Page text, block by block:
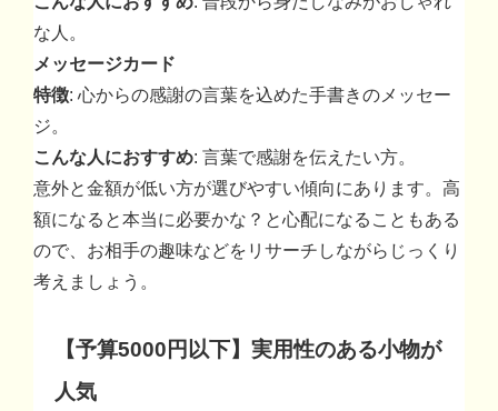
な人。
メッセージカード
特徴: 心からの感謝の言葉を込めた手書きのメッセー
ジ。
こんな人におすすめ: 言葉で感謝を伝えたい方。
意外と金額が低い方が選びやすい傾向にあります。高
額になると本当に必要かな？と心配になることもある
ので、お相手の趣味などをリサーチしながらじっくり
考えましょう。
【予算5000円以下】実用性のある小物が
人気